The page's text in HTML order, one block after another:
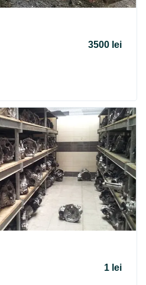
3500 lei
1 lei